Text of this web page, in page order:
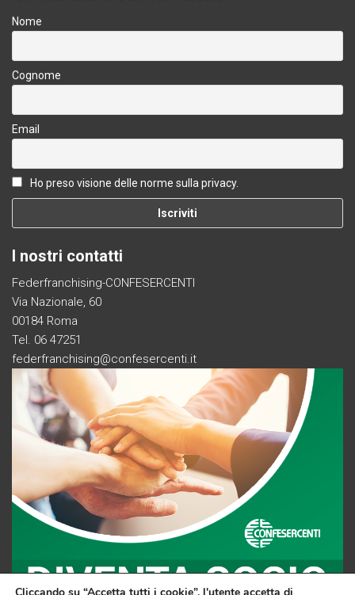
Nome
Cognome
Email
Ho preso visione delle norme sulla privacy.
I nostri contatti
Federfranchising-CONFESERCENTI
Via Nazionale, 60
00184 Roma
Tel. 06 47251
federfranchising@confesercenti.it